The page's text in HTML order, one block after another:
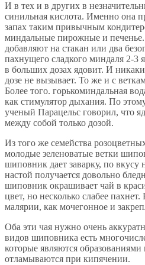
И в тех и в других в
синильная кислота. Именно она
запах таким привычным
миндальные пирожные и
добавляют на стакан или два
пахнущего сладкого миндаля 2-3
в больших дозах ядовит. И
дозе не вызывает. То же и с
Более того. горькоминдальная
как стимулятор дыхания. По
ученый Парацельс говорил, что
между собой только дозой.
Из того же семейства
молодые зеленоватые ветки
шиповник дает заварку, по
настой получается довольно
шиповник окрашивает чай в
цвет, но несколько слабее
малярии, как мочегонное и
Оба эти чая нужно очень
видов шиповника есть
которые являются
отламываются при кипячении.